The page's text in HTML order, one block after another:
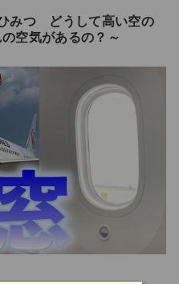
みつ どうして高い空の
空気があるの？～